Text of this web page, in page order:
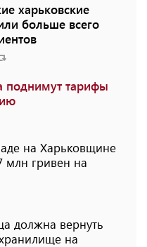
харьковские
больше всего
поднимут тарифы
на Харьковщине
млн ​​гривен на
должна вернуть
на